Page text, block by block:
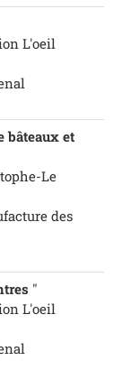
L'oeil
bâteaux et
Le
des
"
L'oeil